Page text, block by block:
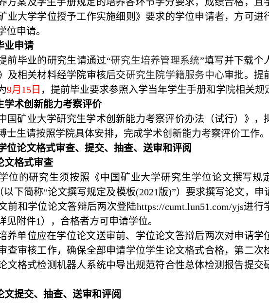
业大学学位授予工作实施细则》要求的学位申请者，方可进
位申请。
业申请
前毕业的研究生请通过“研究生培养管理系统”填写并下载个
及相关材料经学院审核后交研究生院学籍服务中心审批。提
9月 15 日 ，提前毕业要求参照入学当年学生手册和学院相关规
学术创新能力考察评价
国矿业大学研究生学术创新能力考察评价办法（试行）》，
士生请按照学院具体安排，完成学术创新能力考察评价工作。
位论文格式审查、提交、抽查、送审和评阅
文格式审查
位的研究生须按照《中国矿业大学研究生学位论文撰写规
以下简称“论文撰写规定及模板(2021版)”）要求撰写论文，申
前和学位论文答辩后两次登陆https://cumt.lun51.com/yjs进行
见附件1 ），合格者方可申请学位。
养单位应在学位论文送审前、学位论文答辩后两次对申请学
查审核工作，确保全部申请学位学生论文格式合格，第二次
文格式检测机器人系统中导出规范符合性总体检测报告提交
文提交、抽查、送审和评阅